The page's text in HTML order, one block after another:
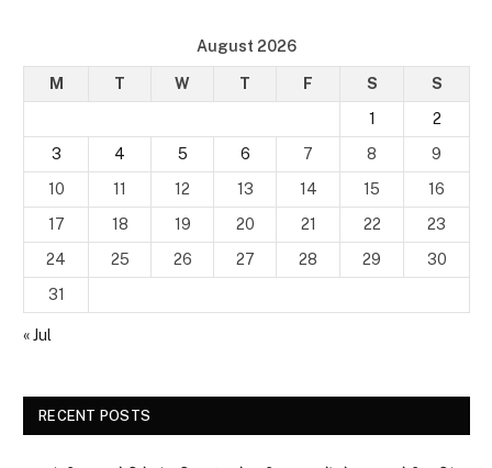
August 2026
M T W T F S
S
1
2
3
4 5 6 7 8
9
10
11 12 13 14 15
16
17
18 19 20 21 22
23
24
25 26 27 28 29
30
31
« Jul
RECENT POSTS